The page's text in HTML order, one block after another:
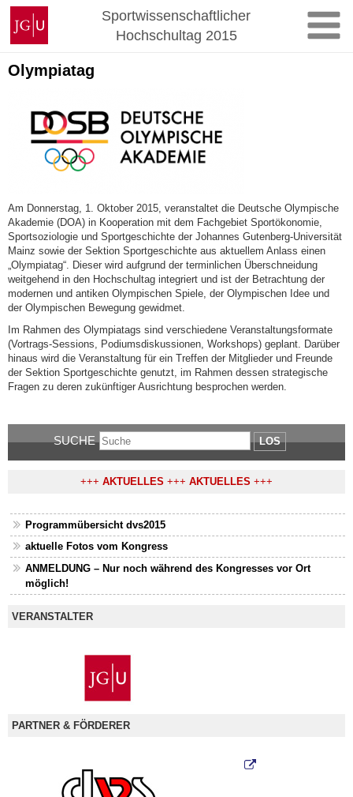
Zum
Inhalt
springen
Johannes
Gutenberg-
Universität
Mainz
Sportwissenschaftlicher
Hochschultag 2015
Olympiatag
Am Donnerstag, 1. Oktober 2015, veranstaltet die Deutsche Olympische
Akademie (DOA) in Kooperation mit dem Fachgebiet Sportökonomie,
Sportsoziologie und Sportgeschichte der Johannes Gutenberg-Universität
Mainz sowie der Sektion Sportgeschichte aus aktuellem Anlass einen
„Olympiatag“. Dieser wird aufgrund der terminlichen Überschneidung
weitgehend in den Hochschultag integriert und ist der Betrachtung der
modernen und antiken Olympischen Spiele, der Olympischen Idee und
der Olympischen Bewegung gewidmet.
Im Rahmen des Olympiatags sind verschiedene Veranstaltungsformate
(Vortrags-Sessions, Podiumsdiskussionen, Workshops) geplant. Darüber
hinaus wird die Veranstaltung für ein Treffen der Mitglieder und Freunde
der Sektion Sportgeschichte genutzt, im Rahmen dessen strategische
Fragen zu deren zukünftiger Ausrichtung besprochen werden.
SUCHE LOS
+++ AKTUELLES +++ AKTUELLES +++
Programmübersicht dvs2015
aktuelle Fotos vom Kongress
ANMELDUNG – Nur noch während des Kongresses vor Ort
möglich!
VERANSTALTER
PARTNER & FÖRDERER